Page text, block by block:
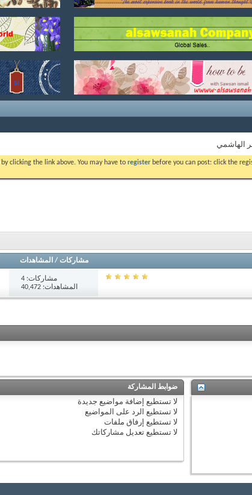
الهاشمي
by clicking the link above. You may have to register before you can post: click the
مشاركات / المشاهدات
مشاركات:4
المشاهدات: 40,472
ضوابط المشاركة
لا تستطيع إضافة مواضيع جديدة
لا تستطيع الرد على المواضيع
لا تستطيع إرفاق ملفات
لا تستطيع تعديل مشاركاتك